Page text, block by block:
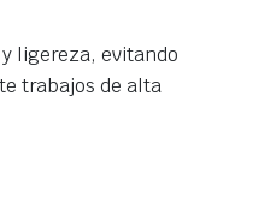
ligereza, evitando
trabajos de alta